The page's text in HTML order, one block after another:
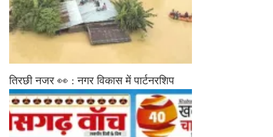
तिरछी नजर 👀 : नगर विकास में पार्टनरशिप